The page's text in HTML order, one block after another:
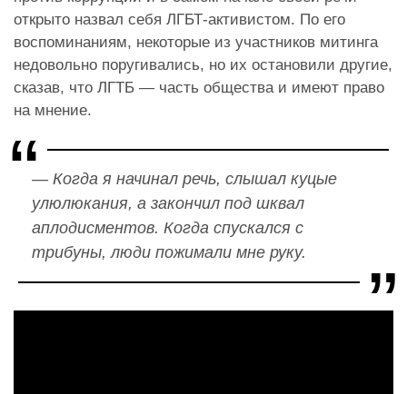
открыто назвал себя ЛГБТ-активистом. По его
воспоминаниям, некоторые из участников митинга
недовольно поругивались, но их остановили другие,
сказав, что ЛГТБ — часть общества и имеют право
на мнение.
— Когда я начинал речь, слышал куцые
улюлюкания, а закончил под шквал
аплодисментов. Когда спускался с
трибуны, люди пожимали мне руку.